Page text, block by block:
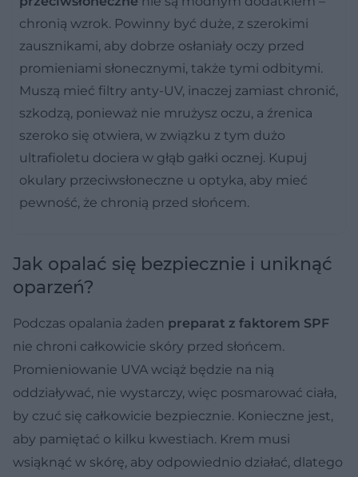
chronią wzrok. Powinny być duże, z szerokimi
zausznikami, aby dobrze osłaniały oczy przed
promieniami słonecznymi, także tymi odbitymi.
Muszą mieć filtry anty-UV, inaczej zamiast chronić,
szkodzą, ponieważ nie mrużysz oczu, a źrenica
szeroko się otwiera, w związku z tym dużo
ultrafioletu dociera w głąb gałki ocznej. Kupuj
okulary przeciwsłoneczne u optyka, aby mieć
pewność, że chronią przed słońcem.
Jak opalać się bezpiecznie i uniknąć
oparzeń?
Podczas opalania żaden preparat z faktorem SPF
nie chroni całkowicie skóry przed słońcem.
Promieniowanie UVA wciąż będzie na nią
oddziaływać, nie wystarczy, więc posmarować ciała,
by czuć się całkowicie bezpiecznie. Konieczne jest,
aby pamiętać o kilku kwestiach. Krem musi
wsiąknąć w skórę, aby odpowiednio działać, dlatego